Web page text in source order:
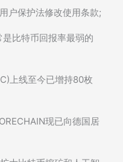
户保护法修改使用条款;
比特币回报率最弱的
上线至今已增持80枚
现已向德国居